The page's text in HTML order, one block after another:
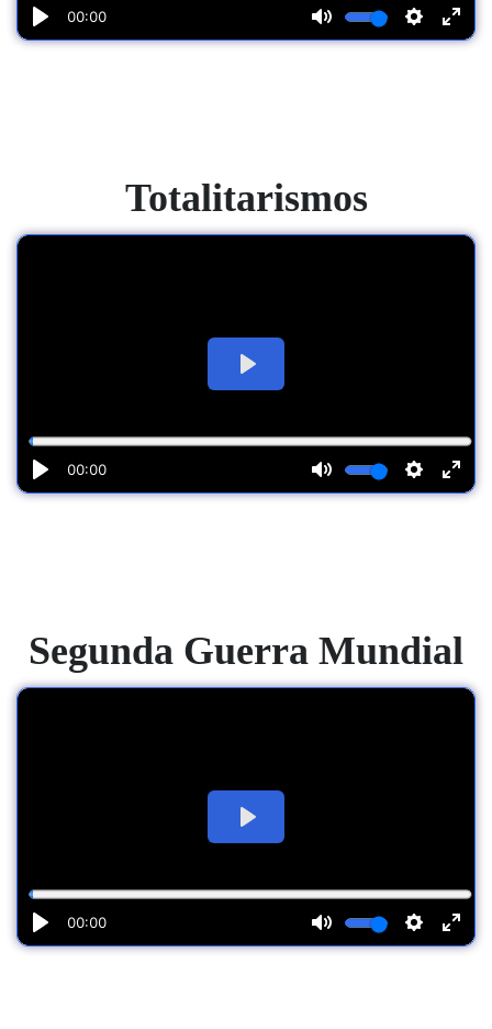
Totalitarismos
Segunda Guerra Mundial